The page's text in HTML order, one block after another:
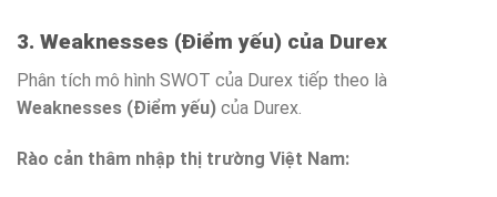
3. Weaknesses (Điểm yếu) của Durex
Phân tích mô hình SWOT của Durex tiếp theo là
Weaknesses (Điểm yếu) của Durex.
Rào cản thâm nhập thị trường Việt Nam: